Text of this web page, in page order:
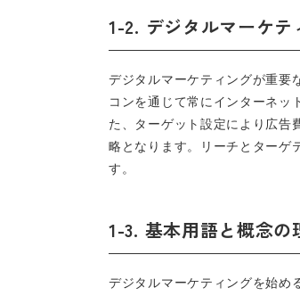
1-2. デジタルマーケテ
デジタルマーケティングが重要
コンを通じて常にインターネッ
た、ターゲット設定により広告
略となります。リーチとターゲ
す。
1-3. 基本用語と概念の
デジタルマーケティングを始め